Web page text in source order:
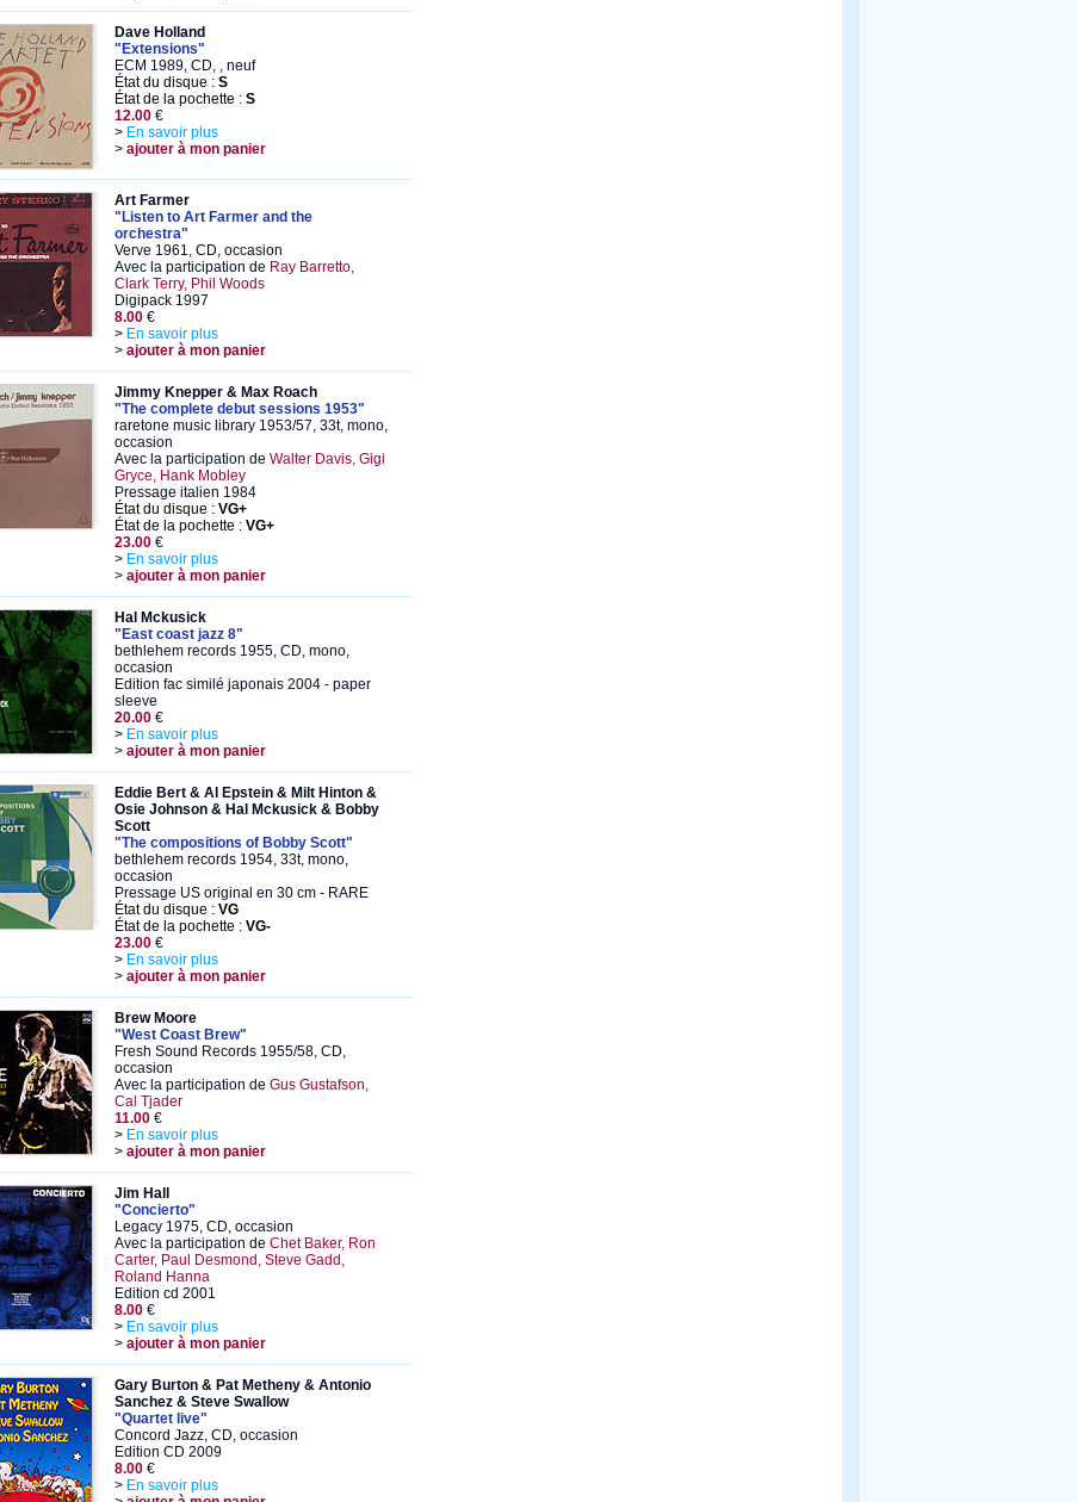
Dave Holland
"Extensions"
ECM 1989, CD, , neuf
État du disque : S
État de la pochette : S
12.00 €
> En savoir plus
> ajouter à mon panier
Art Farmer
"Listen to Art Farmer and the
orchestra"
Verve 1961, CD, occasion
Avec la participation de Ray Barretto,
Clark Terry, Phil Woods
Digipack 1997
8.00 €
> En savoir plus
> ajouter à mon panier
Jimmy Knepper & Max Roach
"The complete debut sessions 1953"
raretone music library 1953/57, 33t, mono,
occasion
Avec la participation de Walter Davis, Gigi
Gryce, Hank Mobley
Pressage italien 1984
État du disque : VG+
État de la pochette : VG+
23.00 €
> En savoir plus
> ajouter à mon panier
Hal Mckusick
"East coast jazz 8"
bethlehem records 1955, CD, mono,
occasion
Edition fac similé japonais 2004 - paper
sleeve
20.00 €
> En savoir plus
> ajouter à mon panier
Eddie Bert & Al Epstein & Milt Hinton &
Osie Johnson & Hal Mckusick & Bobby
Scott
"The compositions of Bobby Scott"
bethlehem records 1954, 33t, mono,
occasion
Pressage US original en 30 cm - RARE
État du disque : VG
État de la pochette : VG-
23.00 €
> En savoir plus
> ajouter à mon panier
Brew Moore
"West Coast Brew"
Fresh Sound Records 1955/58, CD,
occasion
Avec la participation de Gus Gustafson,
Cal Tjader
11.00 €
> En savoir plus
> ajouter à mon panier
Jim Hall
"Concierto"
Legacy 1975, CD, occasion
Avec la participation de Chet Baker, Ron
Carter, Paul Desmond, Steve Gadd,
Roland Hanna
Edition cd 2001
8.00 €
> En savoir plus
> ajouter à mon panier
Gary Burton & Pat Metheny & Antonio
Sanchez & Steve Swallow
"Quartet live"
Concord Jazz, CD, occasion
Edition CD 2009
8.00 €
> En savoir plus